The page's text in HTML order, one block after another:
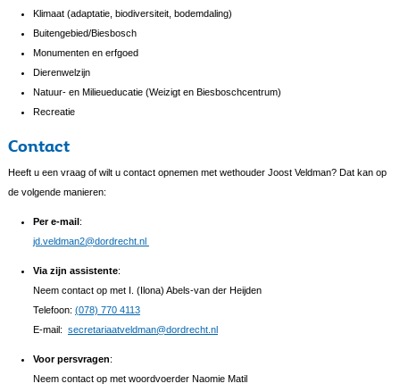
Klimaat (adaptatie, biodiversiteit, bodemdaling)
Buitengebied/Biesbosch
Monumenten en erfgoed
Dierenwelzijn
Natuur- en Milieueducatie (Weizigt en Biesboschcentrum)
Recreatie
Contact
Heeft u een vraag of wilt u contact opnemen met wethouder Joost Veldman? Dat kan op
de volgende manieren:
Per e-mail:
jd.veldman2@dordrecht.nl
Via zijn assistente:
Neem contact op met I. (Ilona) Abels-van der Heijden
Telefoon: (078) 770 4113
E-mail: secretariaatveldman@dordrecht.nl
Voor persvragen:
Neem contact op met woordvoerder Naomie Matil